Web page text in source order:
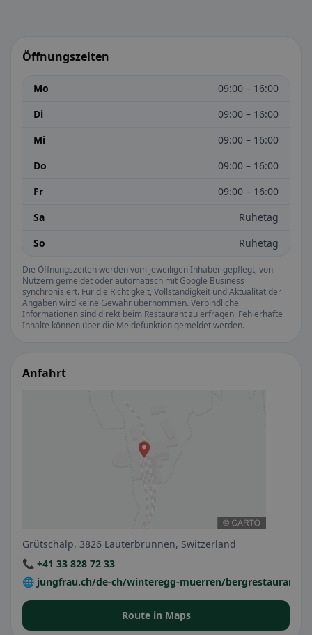
Öffnungszeiten
Mo
09:00 – 16:00
Di
09:00 – 16:00
Mi
09:00 – 16:00
Do
09:00 – 16:00
Fr
09:00 – 16:00
Sa
Ruhetag
So
Ruhetag
Die Öffnungszeiten werden vom jeweiligen Inhaber gepflegt, von
Nutzern gemeldet oder automatisch mit Google Business
synchronisiert. Für die Richtigkeit, Vollständigkeit und Aktualität der
Angaben wird keine Gewähr übernommen. Verbindliche
Informationen sind direkt beim Restaurant zu erfragen. Fehlerhafte
Inhalte können über die Meldefunktion gemeldet werden.
Anfahrt
Grütschalp, 3826 Lauterbrunnen, Switzerland
📞 +41 33 828 72 33
🌐 jungfrau.ch/de-ch/winteregg-muerren/bergrestaurant-
Route in Maps